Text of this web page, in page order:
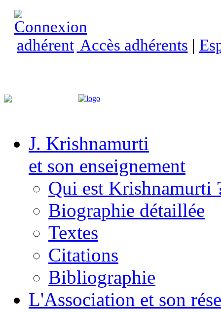
Accès adhérents |
J. Krishnamurti
et son enseignement
Qui est Krishnamurti
Biographie détaillée
Textes
Citations
Bibliographie
L'Association et son